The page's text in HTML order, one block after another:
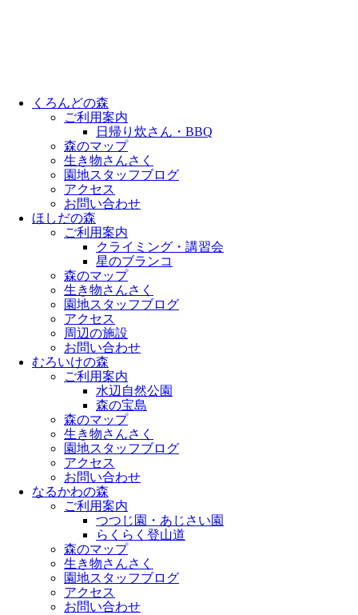
くろんどの森
ご利用案内
日帰り炊さん・BBQ
森のマップ
生き物さんさく
園地スタッフブログ
アクセス
お問い合わせ
ほしだの森
ご利用案内
クライミング・講習会
星のブランコ
森のマップ
生き物さんさく
園地スタッフブログ
アクセス
周辺の施設
お問い合わせ
むろいけの森
ご利用案内
水辺自然公園
森の宝島
森のマップ
生き物さんさく
園地スタッフブログ
アクセス
お問い合わせ
なるかわの森
ご利用案内
つつじ園・あじさい園
らくらく登山道
森のマップ
生き物さんさく
園地スタッフブログ
アクセス
お問い合わせ